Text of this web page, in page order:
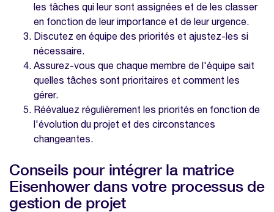
les tâches qui leur sont assignées et de les classer
en fonction de leur importance et de leur urgence.
Discutez en équipe des priorités et ajustez-les si
nécessaire.
Assurez-vous que chaque membre de l'équipe sait
quelles tâches sont prioritaires et comment les
gérer.
Réévaluez régulièrement les priorités en fonction de
l'évolution du projet et des circonstances
changeantes.
Conseils pour intégrer la matrice
Eisenhower dans votre processus de
gestion de projet